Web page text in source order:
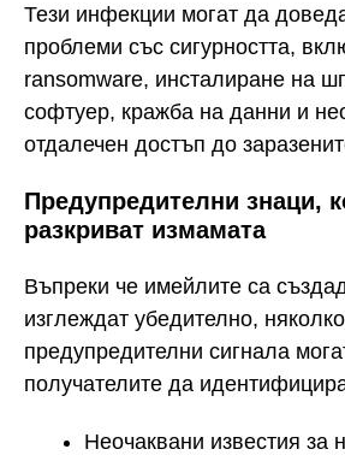
Тези инфекции могат да
проблеми със сигурността,
ransomware, инсталиране на
софтуер, кражба на данни и
отдалечен достъп до
Предупредителни знаци,
разкриват измамата
Въпреки че имейлите са
изглеждат убедително, няколко
предупредителни сигнала
получателите да
Неочаквани известия за